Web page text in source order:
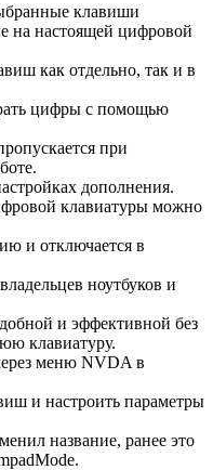
клавиши
на настоящей цифровой
как отдельно, так и в
цифры с помощью
при
дополнения.
клавиатуры можно
и отключается в
ноутбуков и
и эффективной без
клавиатуру.
меню NVDA в
и настроить параметры
название, ранее это